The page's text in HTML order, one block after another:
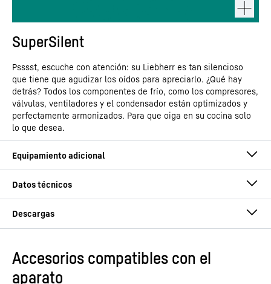
SuperSilent
Psssst, escuche con atención: su Liebherr es tan silencioso
que tiene que agudizar los oídos para apreciarlo. ¿Qué hay
detrás? Todos los componentes de frío, como los compresores,
válvulas, ventiladores y el condensador están optimizados y
perfectamente armonizados. Para que oiga en su cocina solo
lo que desea.
Grupo de producto
Instrucciones de uso
Accesorios compatibles con el
aparato